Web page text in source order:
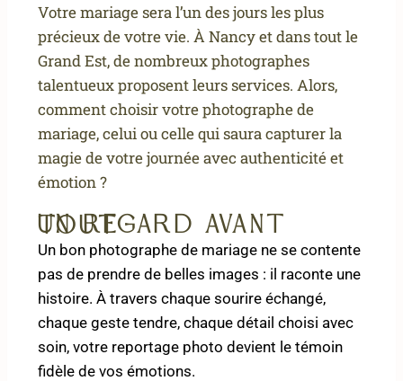
Votre mariage sera l’un des jours les plus
précieux de votre vie. À Nancy et dans tout le
Grand Est, de nombreux photographes
talentueux proposent leurs services. Alors,
comment choisir votre photographe de
mariage, celui ou celle qui saura capturer la
magie de votre journée avec authenticité et
émotion ?
Un regard avant tout
Un bon photographe de mariage ne se contente
pas de prendre de belles images : il raconte une
histoire. À travers chaque sourire échangé,
chaque geste tendre, chaque détail choisi avec
soin, votre reportage photo devient le témoin
fidèle de vos émotions.